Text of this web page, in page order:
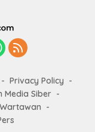
Privacy Policy
Media Siber